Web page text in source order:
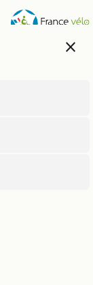
Overslaan
en
close
"Le
of Les